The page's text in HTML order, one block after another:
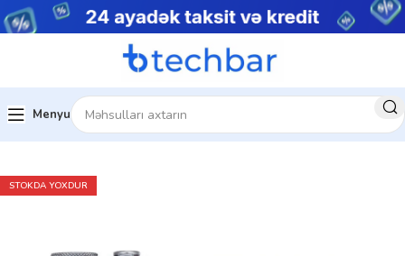
Menyu
Ev Foto avadanlıqlar Fotoaparatlar
STOKDA YOXDUR